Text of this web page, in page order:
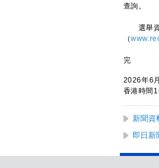
查詢。
選舉資
（
完
2026年6
香港時間
新聞資
即日新